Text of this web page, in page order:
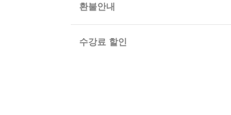
환불안내
수강료 할인